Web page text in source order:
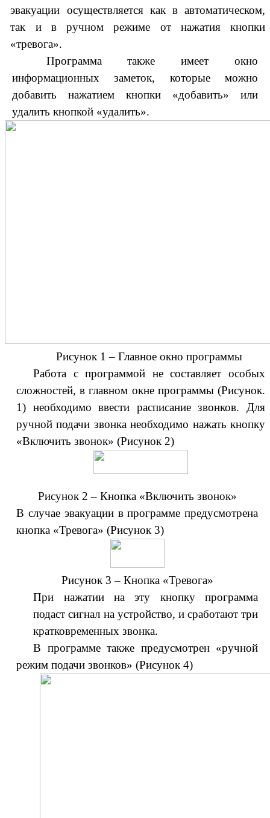
эвакуации осуществляется как в автоматическом,
так и в ручном режиме от нажатия кнопки
«тревога».
Программа также имеет окно
информационных заметок, которые можно
добавить нажатием кнопки «добавить» или
удалить кнопкой «удалить».
Рисунок 1 – Главное окно программы
Работа с программой не составляет особых
сложностей, в главном окне программы (Рисунок.
1) необходимо ввести расписание звонков. Для
ручной подачи звонка необходимо нажать кнопку
«Включить звонок» (Рисунок 2)
Рисунок 2 – Кнопка «Включить звонок»
В случае эвакуации в программе предусмотрена
кнопка «Тревога» (Рисунок 3)
Рисунок 3 – Кнопка «Тревога»
При нажатии на эту кнопку программа
подаст сигнал на устройство, и сработают три
кратковременных звонка.
В программе также предусмотрен «ручной
режим подачи звонков» (Рисунок 4)